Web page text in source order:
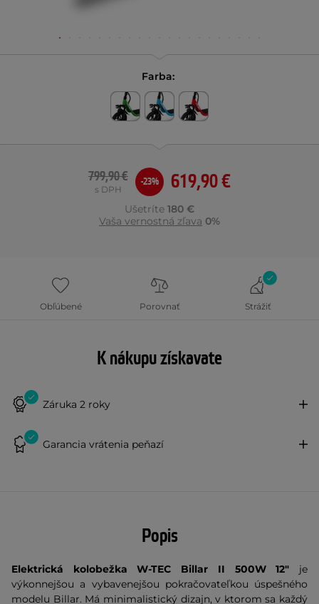
Farba:
619,90 €
799,90 €
s DPH
-23%
Ušetríte 180 €
Vaša vernostná zľava 0%
Obľúbené Porovnať Strážiť
K nákupu získavate
Záruka 2 roky
Garancia vrátenia peňazí
Popis
Elektrická kolobežka W-TEC Billar II 500W 12" je
výkonnejšou a vybavenejšou pokračovateľkou úspešného
modelu Billar. Má minimalistický dizajn, v ktorom sa každý